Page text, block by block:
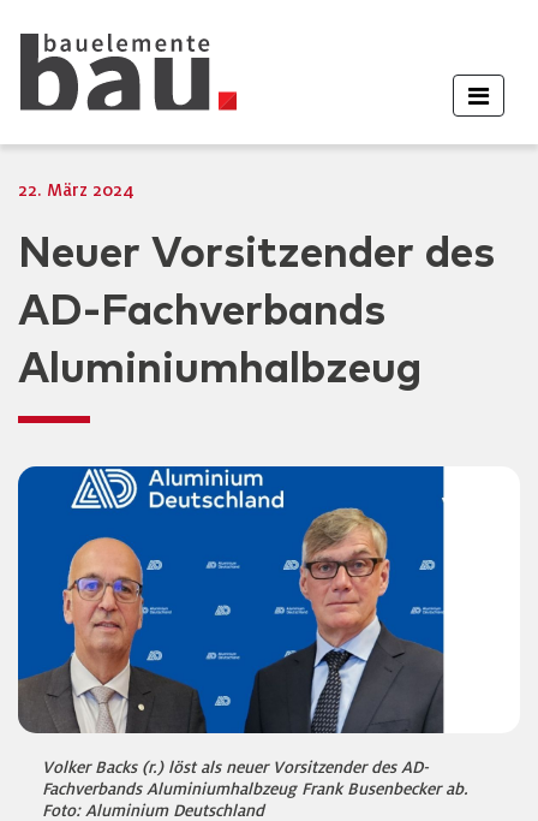
22. März 2024
Neuer Vorsitzender des
AD-Fachverbands
Aluminiumhalbzeug
Volker Backs (r.) löst als neuer Vorsitzender des AD-
Fachverbands Aluminiumhalbzeug Frank Busenbecker ab.
Foto: Aluminium Deutschland